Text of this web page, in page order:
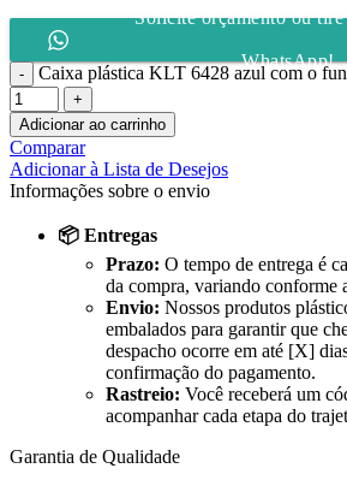
Solicite orçamento ou
WhatsApp!
Caixa plástica KLT 6428 azul com o
Adicionar ao carrinho
Comparar
Adicionar à Lista de Desejos
Informações sobre o envio
📦 Entregas
Prazo: O tempo de entrega é
da compra, variando conforme
Envio: Nossos produtos
embalados para garantir que
despacho ocorre em até [X]
confirmação do pagamento.
Rastreio: Você receberá um
acompanhar cada etapa do
Garantia de Qualidade